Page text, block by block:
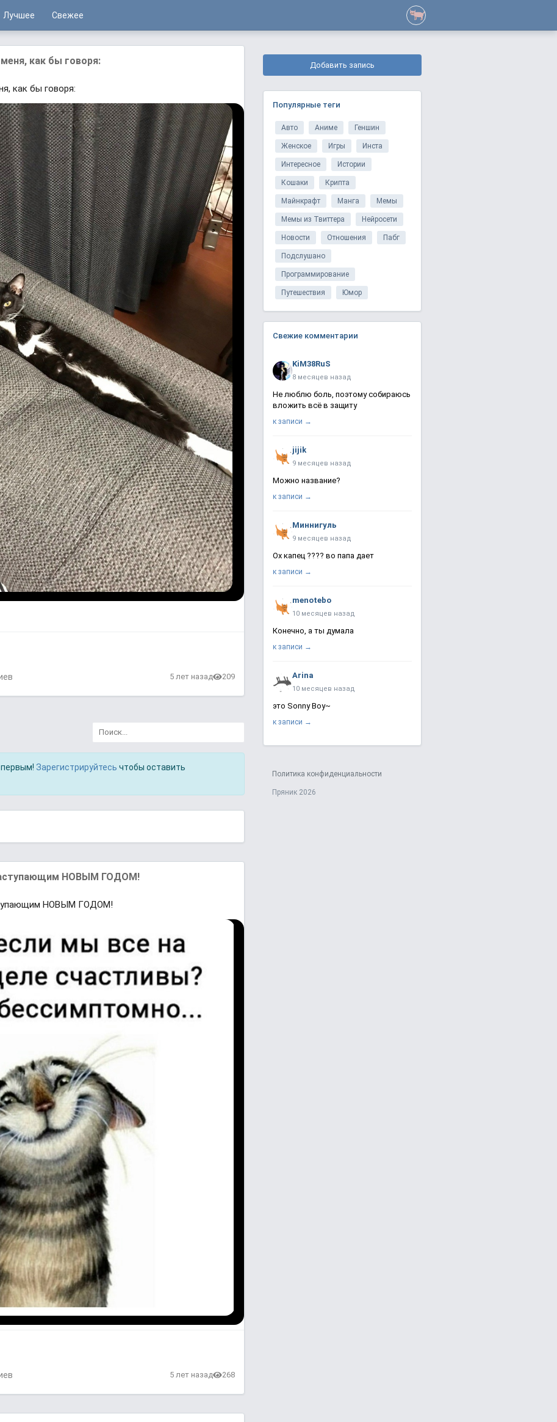
Лучшее Свежее
как бы говоря:
как бы говоря:
5 лет назад 209
Зарегистрируйтесь чтобы оставить
НОВЫМ ГОДОМ!
НОВЫМ ГОДОМ!
5 лет назад 268
Добавить запись
Популярные теги
Авто Аниме Геншин
Женское Игры Инста
Интересное Истории
Кошаки Крипта
Майнкрафт Манга Мемы
Мемы из Твиттера Нейросети
Новости Отношения Пабг
Подслушано
Программирование
Путешествия Юмор
Свежие комментарии
KiM38RuS
8 месяцев назад
Не люблю боль, поэтому собираюсь
вложить всё в защиту
к записи →
jijik
9 месяцев назад
Можно название?
к записи →
Миннигуль
9 месяцев назад
Ох капец ???? во папа дает
к записи →
menotebo
10 месяцев назад
Конечно, а ты думала
к записи →
Arina
10 месяцев назад
это Sonny Boy~
к записи →
Политика конфиденциальности
Пряник 2026